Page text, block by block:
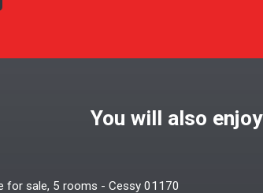
You will also enjoy